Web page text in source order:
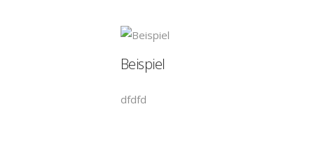
Beispiel
dfdfd